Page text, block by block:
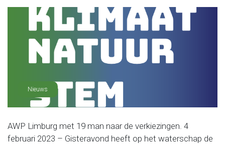
Nieuws
AWP Limburg met 19 man naar de verkiezingen. 4
februari 2023 – Gisteravond heeft op het waterschap de